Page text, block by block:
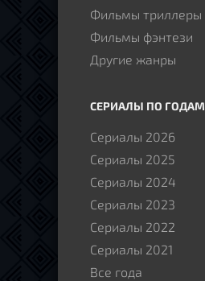
Фильмы триллеры
Фильмы фэнтези
Другие жанры
СЕРИАЛЫ ПО ГОДАМ
Сериалы 2026
Сериалы 2025
Сериалы 2024
Сериалы 2023
Сериалы 2022
Сериалы 2021
Все года